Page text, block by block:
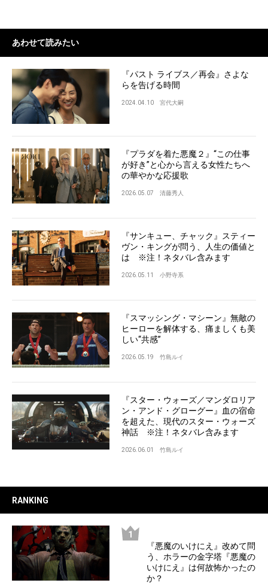
あわせて読みたい
『パスト ライブス／再会』さよな
らを告げる時間
2024.04.10 宮代大嗣
『プラダを着た悪魔２』“この仕事
が好き”と心から言える女性たちへ
の華やかな応援歌
2026.05.07 清藤秀人
『サンキュー、チャック』スティー
ヴン・キングが問う、人生の価値と
は ※注！ネタバレ含みます
2026.05.11 小野寺系
『スマッシング・マシーン』無敵の
ヒーローを解体する、痛ましくも美
しい“共感”
2026.05.19 竹島ルイ
『スター・ウォーズ／マンダロリア
ン・アンド・グローグー』血の宿命
を超えた、現代のスター・ウォーズ
神話 ※注！ネタバレ含みます
2026.06.01 竹島ルイ
RANKING
『悪魔のいけにえ』改めて問
う、ホラーの金字塔『悪魔の
いけにえ』は何故怖かったの
か？